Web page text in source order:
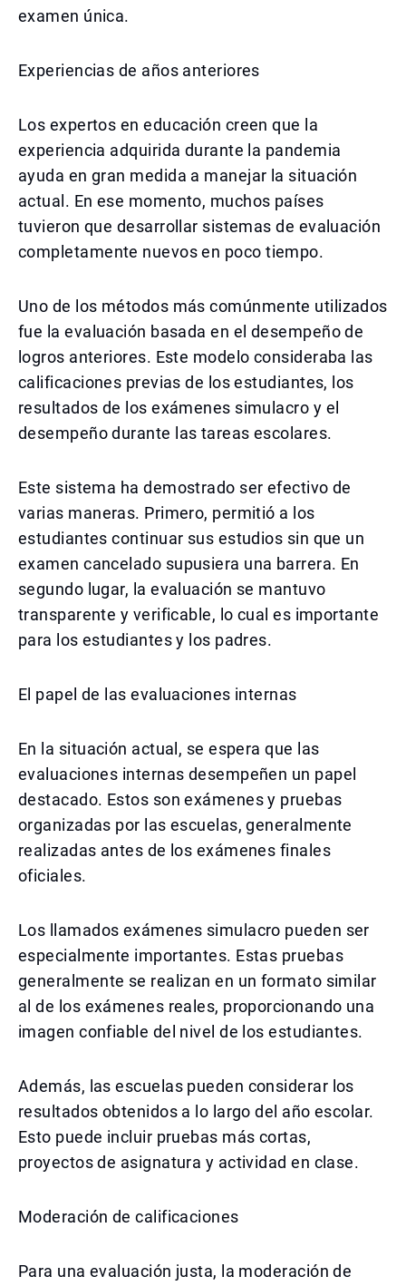
examen única.
Experiencias de años anteriores
Los expertos en educación creen que la
experiencia adquirida durante la pandemia
ayuda en gran medida a manejar la situación
actual. En ese momento, muchos países
tuvieron que desarrollar sistemas de evaluación
completamente nuevos en poco tiempo.
Uno de los métodos más comúnmente utilizados
fue la evaluación basada en el desempeño de
logros anteriores. Este modelo consideraba las
calificaciones previas de los estudiantes, los
resultados de los exámenes simulacro y el
desempeño durante las tareas escolares.
Este sistema ha demostrado ser efectivo de
varias maneras. Primero, permitió a los
estudiantes continuar sus estudios sin que un
examen cancelado supusiera una barrera. En
segundo lugar, la evaluación se mantuvo
transparente y verificable, lo cual es importante
para los estudiantes y los padres.
El papel de las evaluaciones internas
En la situación actual, se espera que las
evaluaciones internas desempeñen un papel
destacado. Estos son exámenes y pruebas
organizadas por las escuelas, generalmente
realizadas antes de los exámenes finales
oficiales.
Los llamados exámenes simulacro pueden ser
especialmente importantes. Estas pruebas
generalmente se realizan en un formato similar
al de los exámenes reales, proporcionando una
imagen confiable del nivel de los estudiantes.
Además, las escuelas pueden considerar los
resultados obtenidos a lo largo del año escolar.
Esto puede incluir pruebas más cortas,
proyectos de asignatura y actividad en clase.
Moderación de calificaciones
Para una evaluación justa, la moderación de